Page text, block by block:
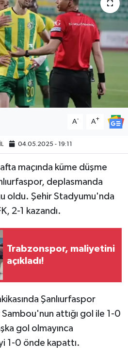
A- A+
04.05.2025 - 19:11
maçında küme düşme
deplasmanda
oldu. Şehir Stadyumu'nda
2-1 kazandı.
Trabzonspor, maliyetini
açıkladı!
Şanlıurfaspor
Sambou'nun attığı gol ile 1-0
gol olmayınca
1-0 önde kapattı.